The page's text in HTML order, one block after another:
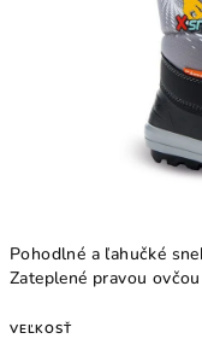
Pohodlné a ľahučké
Zateplené pravou
VEĽKOSŤ